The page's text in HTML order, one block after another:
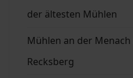
der ältesten Mühlen
Mühlen an der Menach
Recksberg